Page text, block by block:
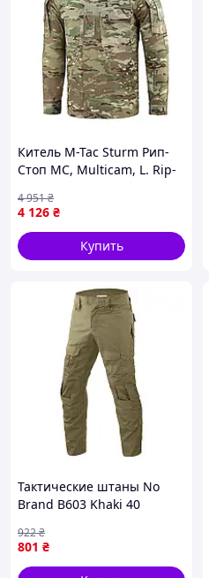
Китель M-Tac Sturm Рип-
Стоп MC, Multicam, L. Rip-
Velcro.
4 126 ₴
4 951₴
Купить
Тактические штаны No
Brand B603 Khaki 40
801 ₴
922₴